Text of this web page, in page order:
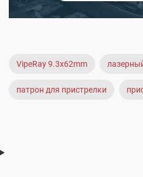
VipeRay 9.3x62mm
патрон для пристрелки